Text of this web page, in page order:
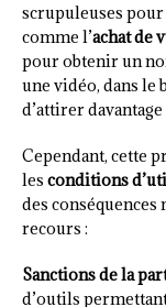
scrupuleuses
comme l’achat de
pour obtenir un
une vidéo, dans le
d’attirer
Cependant, cette
les conditions
des
recours :
Sanctions de la
d’outils